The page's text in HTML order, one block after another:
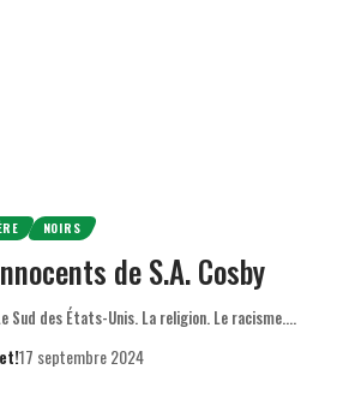
NOIRS
de S.A. Cosby
Sud des États-Unis. La religion. Le racisme.…
17 septembre 2024